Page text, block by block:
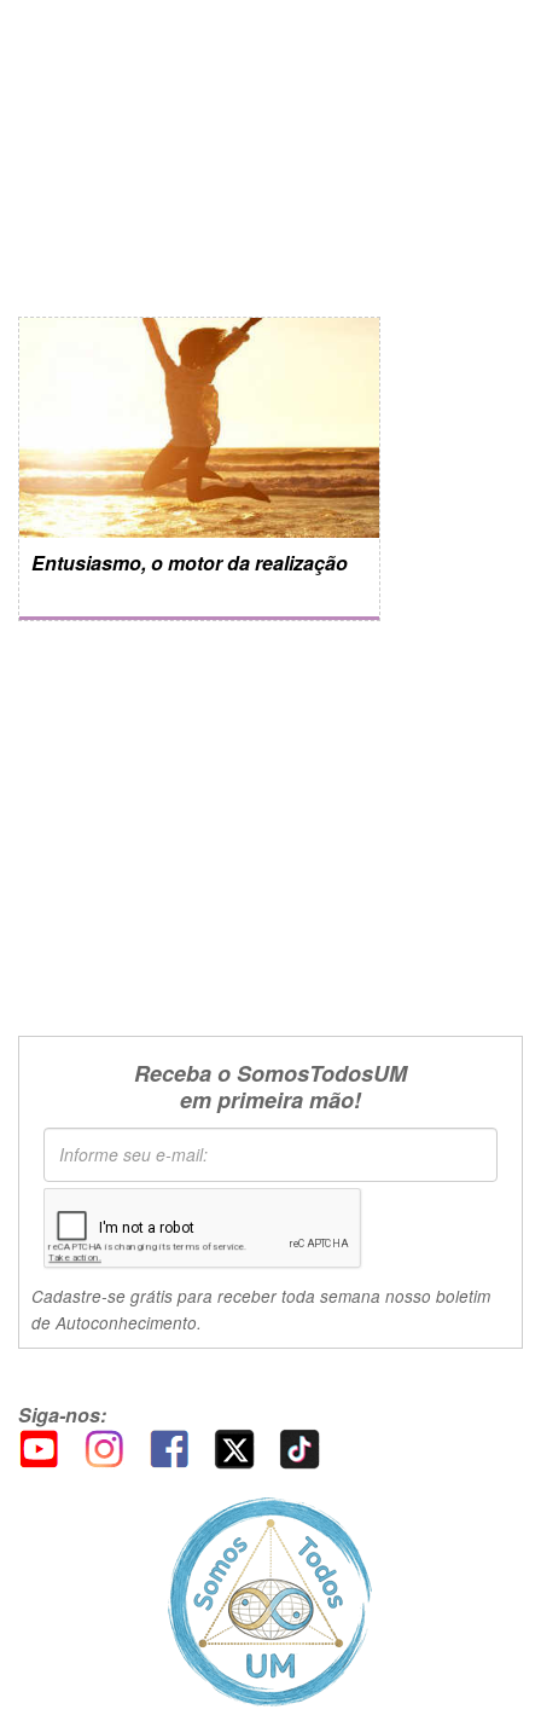
Entusiasmo, o motor da realização
Receba o SomosTodosUM
em primeira mão!
Cadastre-se grátis para receber toda semana nosso boletim
de Autoconhecimento.
Siga-nos: